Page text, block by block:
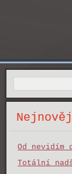
Od nevidím
Totální